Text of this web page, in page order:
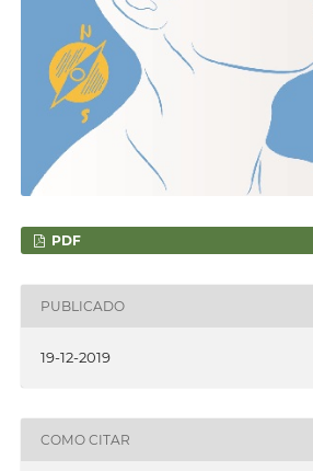
PDF
PUBLICADO
19-12-2019
COMO CITAR